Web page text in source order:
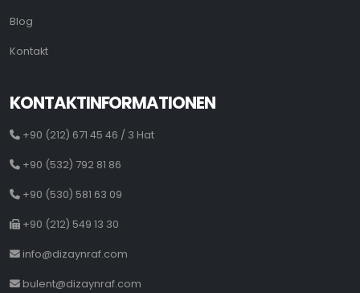
Blog
Kontakt
KONTAKTINFORMATIONEN
+90 (212) 671 45 46 / 3 Hat
+90 (532) 792 81 86
+90 (530) 581 63 09
+90 (212) 549 13 30
info@dizaynraf.com
bulent@dizaynraf.com